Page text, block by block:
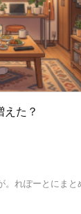
た？
。れぽーとにまと